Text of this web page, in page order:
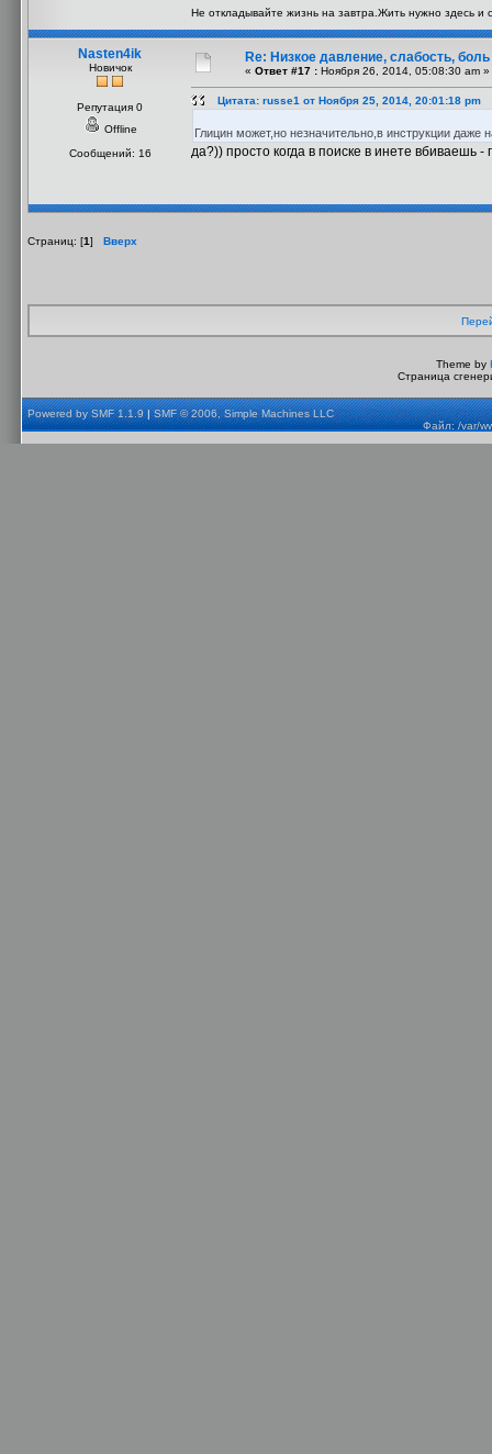
Не откладывайте жизнь на завтра.Жить нужно здесь и
Nasten4ik
Новичок
Репутация 0
Offline
Сообщений: 16
Re: Низкое давление, слабость,
« Ответ #17 : Ноября 26, 2014, 05:08:30 am »
Цитата: russe1 от Ноября 25, 2014, 20:01:18 pm
Глицин может,но незначительно,в инструкции
да?)) просто когда в поиске в инете вбиваешь
Страниц: [1] Вверх
Theme by
Страница
Powered by SMF 1.1.9|SMF © 2006, Simple Machines LLC
Файл: /var/